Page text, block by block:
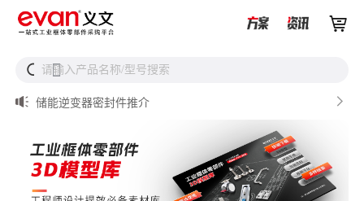

 
请输入产品名称/型号搜索
从液冷接头到松不脱螺钉，义文一站式服务器液冷零部件
解决方案
储能逆变器密封件推介 
UQD vs UQDB怎么选？数据中心液冷接头选型（含OCP标
准对比）